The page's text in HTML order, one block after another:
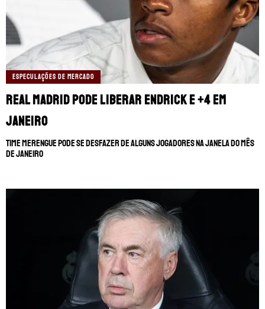
ESPECULAÇÕES DE MERCADO
Real Madrid pode liberar Endrick e +4 em
janeiro
Time merengue pode se desfazer de alguns jogadores na janela do mês
de janeiro